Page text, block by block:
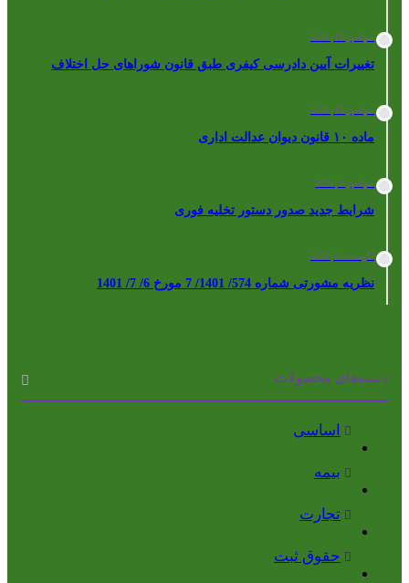
سپتامبر 12, 2024
تغییرات آیین دادرسی کیفری طبق قانون شوراهای حل اختلاف
سپتامبر 10, 2024
ماده ۱۰ قانون دیوان عدالت اداری
سپتامبر 5, 2024
شرایط جدید صدور دستور تخلیه فوری
آگوست 31, 2024
نظریه مشورتی شماره 574/ 1401/ 7 مورخ 6/ 7/ 1401
دسته‌های محصولات
اساسی
بیمه
تجارت
حقوق ثبت